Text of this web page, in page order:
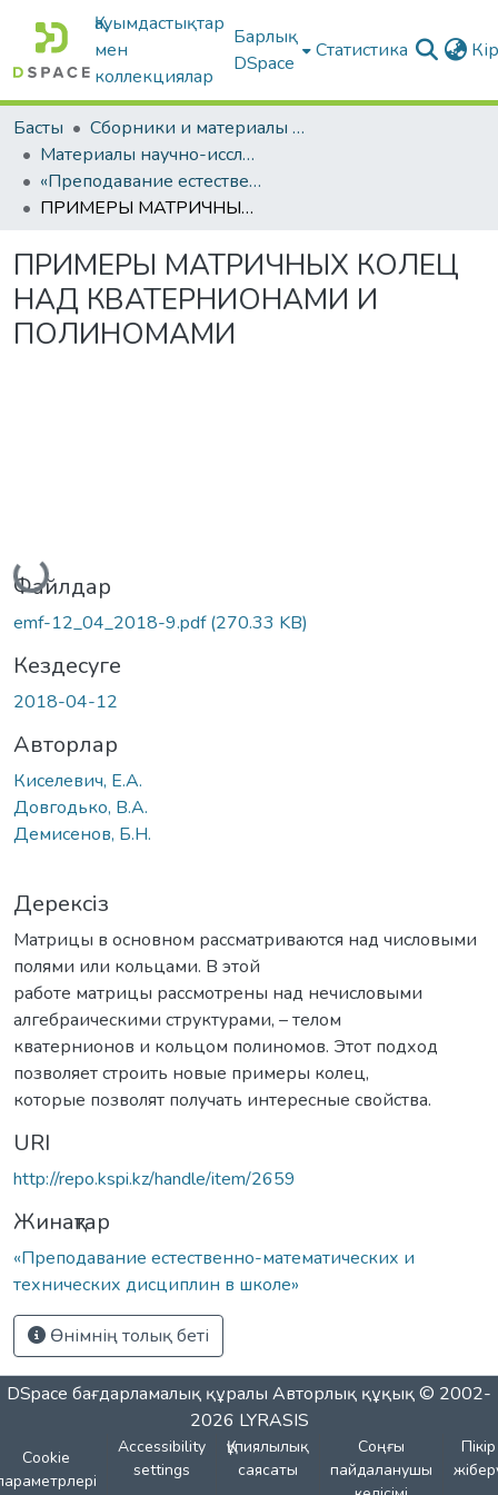
Қауымдастықтар
мен
коллекциялар
Барлық
DSpace
Статистика
Басты
Сборники и материалы конференций
Материалы научно-исследовательской работы студентов
«Преподавание естественно-математических и технических дисциплин в школе»
ПРИМЕРЫ МАТРИЧНЫХ КОЛЕЦ НАД КВАТЕРНИОНАМИ И ПОЛИНОМАМИ
ПРИМЕРЫ МАТРИЧНЫХ КОЛЕЦ
НАД КВАТЕРНИОНАМИ И
ПОЛИНОМАМИ
Жүктеу...
Файлдар
emf-12_04_2018-9.pdf(270.33 KB)
Кездесуге
2018-04-12
Авторлар
Киселевич, Е.А.
Довгодько, В.А.
Демисенов, Б.Н.
Дерексіз
Матрицы в основном рассматриваются над числовыми
полями или кольцами. В этой
работе матрицы рассмотрены над нечисловыми
алгебраическими структурами, – телом
кватернионов и кольцом полиномов. Этот подход
позволяет строить новые примеры колец,
которые позволят получать интересные свойства.
URI
http://repo.kspi.kz/handle/item/2659
Жинақтар
«Преподавание естественно-математических и
технических дисциплин в школе»
Өнімнің толық беті
DSpace бағдарламалық құралы Авторлық құқық © 2002-
2026 LYRASIS
Cookie
Accessibility
settings
Құпиялылық
саясаты
Соңғы
пайдаланушы
Пікір